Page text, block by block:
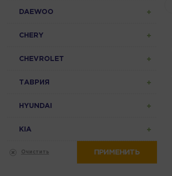
DAEWOO
CHERY
CHEVROLET
ТАВРИЯ
HYUNDAI
KIA
Очистить ПРИМЕНИТЬ